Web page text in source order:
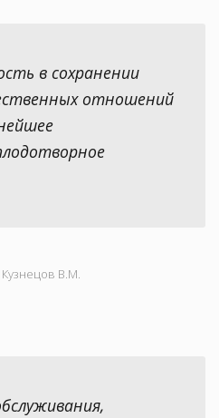
в сохранении
отношений
В.М.